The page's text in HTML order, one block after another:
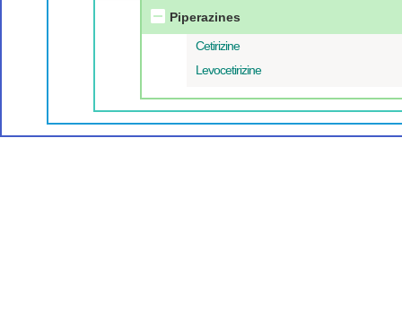
Piperazines
Cetirizine
Levocetirizine